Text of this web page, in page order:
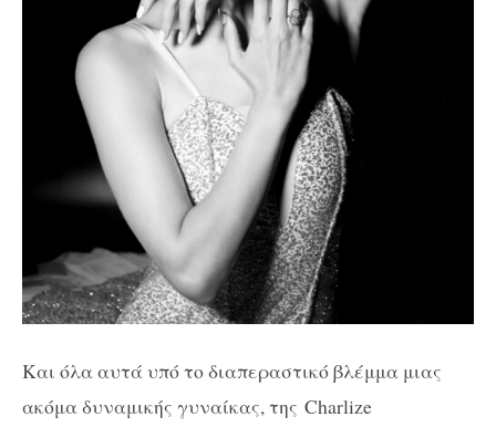
Και όλα αυτά υπό το διαπεραστικό βλέμμα μιας
ακόμα δυναμικής γυναίκας, της Charlize